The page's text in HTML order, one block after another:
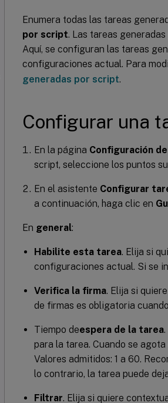
Enumera todas las tareas
por script. Las tareas
Aquí, se configuran las tareas
configuraciones actual. Para
generadas por script.
Configurar una
En la página Configuración
script, seleccione los puntos
En el asistente Configurar
a continuación, haga clic en
En general:
Habilite esta tarea. Elija si
configuraciones actual. Si se
Verifica la firma. Elija si
de firmas es obligatoria
Tiempo deespera de la tarea
para la tarea. Cuando se
Valores admitidos: 1 a 60.
lo contrario, la tarea puede
Filtrar. Elija si quiere